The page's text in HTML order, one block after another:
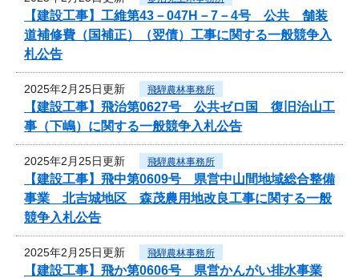
【建設工事】工維第43－047H－7－4号 公共 舗装
道補修費（国補正）（翌債）工事に関する一般競争入
札公告
2025年2月25日更新 飛騨農林事務所
【建設工事】飛治第0627号 公共ゼロ国 復旧治山工
事（下嶋）に関する一般競争入札公告
2025年2月25日更新 飛騨農林事務所
【建設工事】飛中第0609号 県営中山間地域総合整備
事業 北吉城地区 森茂農用地改良工事に関する一般
競争入札公告
2025年2月25日更新 飛騨農林事務所
【建設工事】飛か第0606号 県営かんがい排水事業